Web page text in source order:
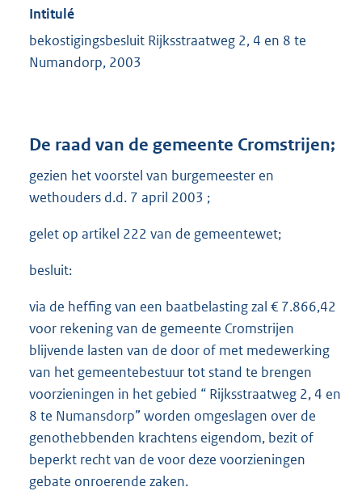
Intitulé
bekostigingsbesluit Rijksstraatweg 2, 4 en 8 te
Numandorp, 2003
De raad van de gemeente Cromstrijen;
gezien het voorstel van burgemeester en
wethouders d.d. 7 april 2003 ;
gelet op artikel 222 van de gemeentewet;
besluit:
via de heffing van een baatbelasting zal € 7.866,42
voor rekening van de gemeente Cromstrijen
blijvende lasten van de door of met medewerking
van het gemeentebestuur tot stand te brengen
voorzieningen in het gebied “ Rijksstraatweg 2, 4 en
8 te Numansdorp” worden omgeslagen over de
genothebbenden krachtens eigendom, bezit of
beperkt recht van de voor deze voorzieningen
gebate onroerende zaken.